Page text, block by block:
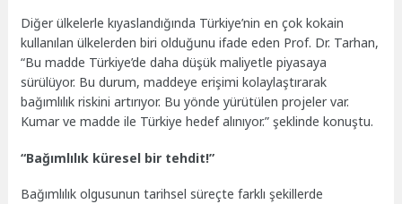
Diğer ülkelerle kıyaslandığında Türkiye’nin en çok kokain
kullanılan ülkelerden biri olduğunu ifade eden Prof. Dr. Tarhan,
“Bu madde Türkiye’de daha düşük maliyetle piyasaya
sürülüyor. Bu durum, maddeye erişimi kolaylaştırarak
bağımlılık riskini artırıyor. Bu yönde yürütülen projeler var.
Kumar ve madde ile Türkiye hedef alınıyor.” şeklinde konuştu.
“Bağımlılık küresel bir tehdit!”
Bağımlılık olgusunun tarihsel süreçte farklı şekillerde